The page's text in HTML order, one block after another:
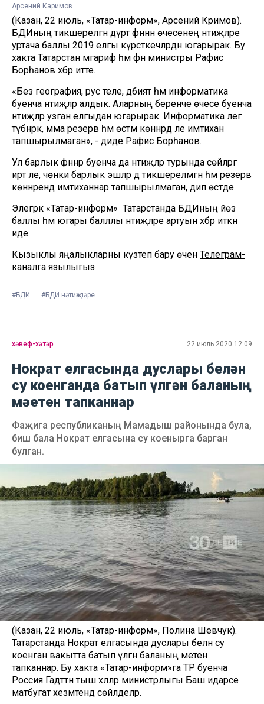
Арсений Каримов
(Казан, 22 июль, «Татар-информ», Арсений Кәримов).
БДИның тикшерелгән дүрт фәннән өчесенең нәтиҗәләре
уртача баллы 2019 елгы күрсәткечләрдән югарырак. Бу
хакта Татарстан мәгариф һәм фән министры Рафис
Борһанов хәбәр итте.
«Без география, рус теле, әдәбият һәм информатика
буенча нәтиҗәләр алдык. Аларның беренче өчесе буенча
нәтиҗәләр узган елгыдан югарырак. Информатика әлегә
түбәнрәк, әмма резерв һәм өстәмә көннәрдә әле имтихан
тапшырылмаган», - диде Рафис Борһанов.
Ул барлык фәннәр буенча да нәтиҗәләр турында сөйләргә
иртә әле, чөнки барлык эшләр дә тикшерелмәгән һәм резерв
көннәрендә имтиханнар тапшырылмаган, дип өстәде.
Элегрәк «Татар-информ» Татарстанда БДИның йөз
баллы һәм югары балллы нәтиҗәләре артуын хәбәр иткән
иде.
Кызыклы яңалыкларны күзәтеп бару өчен Телеграм-
каналга язылыгыз
#БДИ #БДИ нәтиҗәләре
хәвеф-хәтәр 22 июль 2020 12:09
Нократ елгасында дуслары белән
су коенганда батып үлгән баланың
мәетен тапканнар
Фаҗига республиканың Мамадыш районында була,
биш бала Нократ елгасына су коенырга барган
булган.
(Казан, 22 июль, «Татар-информ», Полина Шевчук).
Татарстанда Нократ елгасында дуслары белән су
коенган вакытта батып үлгән баланың мәетен
тапканнар. Бу хакта «Татар-информ»га ТР буенча
Россия Гадәттән тыш хәлләр министрлыгы Баш идарәсе
матбугат хезмәтендә сөйләделәр.